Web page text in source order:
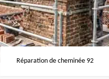
Réparation de cheminée 92